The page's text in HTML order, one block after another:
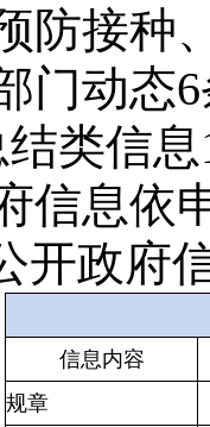
防接种
门动态
类信
信息依
开政府
信息内容
规章